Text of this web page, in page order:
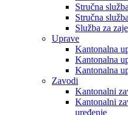
Stručna
Stručna
Služba za
Uprave
Kantonalna
Kantonalna
Kantonalna
Zavodi
Kantonalni
Kantonalni
uređenje